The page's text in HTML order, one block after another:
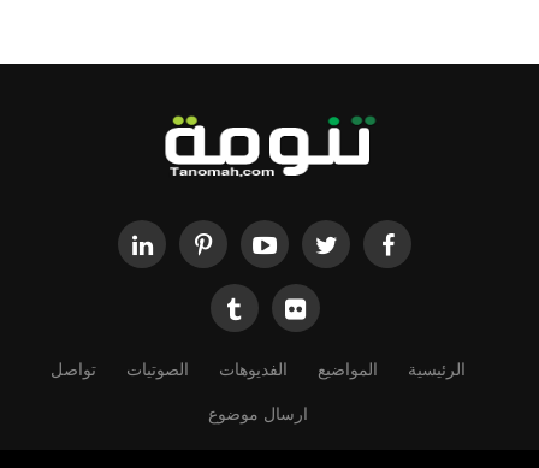
الرئيسية المواضيع الفديوهات الصوتيات تواصل
ارسال موضوع